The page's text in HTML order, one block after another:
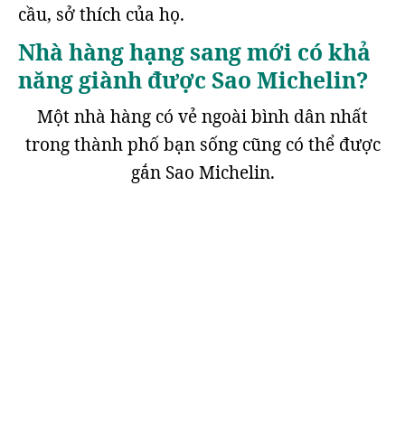
cầu, sở thích của họ.
Nhà hàng hạng sang mới có khả
năng giành được Sao Michelin?
Một nhà hàng có vẻ ngoài bình dân nhất
trong thành phố bạn sống cũng có thể được
gắn Sao Michelin.